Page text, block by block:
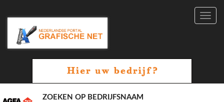
ZOEKEN OP BEDRIJFSNAAM